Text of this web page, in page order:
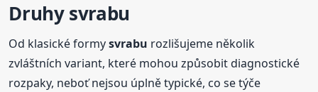
Druhysvrabu
Od klasické formysvrabu rozlišujeme několik
zvláštních variant, které mohou způsobit diagnostické
rozpaky, neboť nejsou úplně typické, co se týče